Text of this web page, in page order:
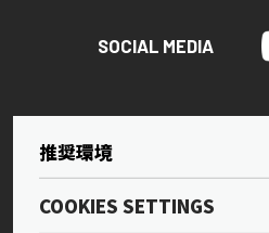
SOCIAL MEDIA
推奨環境
COOKIES SETTINGS